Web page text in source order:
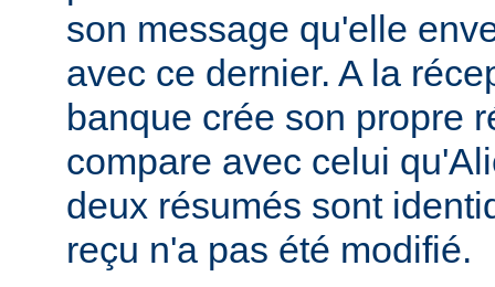
son message qu'elle
avec ce dernier. A la
banque crée son propre
compare avec celui
deux résumés sont
reçu n'a pas été modifié.